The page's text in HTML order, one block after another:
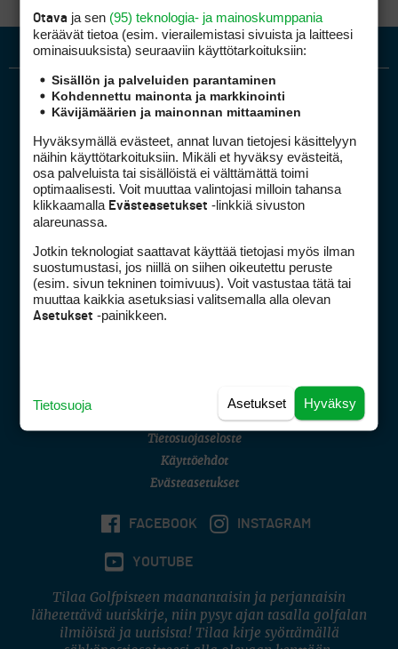
Golfpiste mediakortti
Golfpisteen yhteystiedot
DSA avoimuusraportti
Asiakaspalvelu
(digi) digi@otavamedia.fi
Tietosuojaseloste
Käyttöehdot
Evästeasetukset
FACEBOOK INSTAGRAM
YOUTUBE
Tilaa Golfpisteen maanantaisin ja perjantaisin
lähetettävä uutiskirje, niin pysyt ajan tasalla golfalan
ilmiöistä ja uutisista! Tilaa kirje syöttämällä
Otava ja sen (95) teknologia- ja mainoskumppania
keräävät tietoa (esim. vierailemis­tasi sivuista ja laitteesi
ominaisuuk­sista) seuraaviin käyttötarkoituksiin:
Sisällön ja palveluiden parantaminen
Kohdennettu mainonta ja markkinointi
Kävijämäärien ja mainonnan mittaaminen
Hyväksymällä evästeet, annat luvan tietojesi käsittelyyn
näihin käyttötarkoituksiin. Mikäli et hyväksy evästeitä,
osa palveluista tai sisällöistä ei välttämättä toimi
optimaalisesti. Voit muuttaa valintojasi milloin tahansa
klikkaamalla Evästeasetukset -linkkiä sivuston
alareunassa.
Jotkin teknologiat saattavat käyttää tietojasi myös ilman
suostumustasi, jos niillä on siihen oikeutettu peruste
(esim. sivun tekninen toimivuus). Voit vastustaa tätä tai
muuttaa kaikkia asetuksiasi valitsemalla alla olevan
Asetukset -painikkeen.
Hyväksy
Asetukset
Tietosuoja